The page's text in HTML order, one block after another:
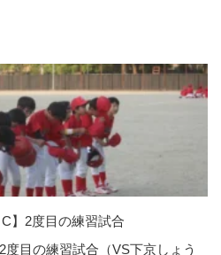
C】2度目の練習試合
目の練習試合（VS下京しょう